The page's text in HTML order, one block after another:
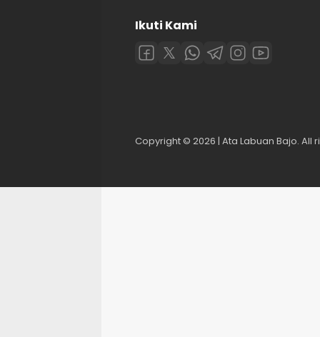
Ikuti Kami
Copyright © 2026 | Ata Labuan Bajo. All